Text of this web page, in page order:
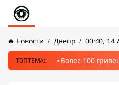
Новости Днепр 00:40, 14
ТОПТЕМА: Более 100